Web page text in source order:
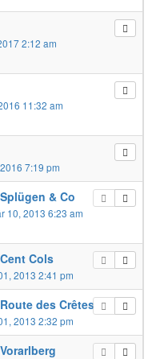
2:12 am
11:32 am
7:19 pm
& Co
10, 2013 6:23 am
Cols
2013 2:41 pm
des Crêtes
2013 2:32 pm